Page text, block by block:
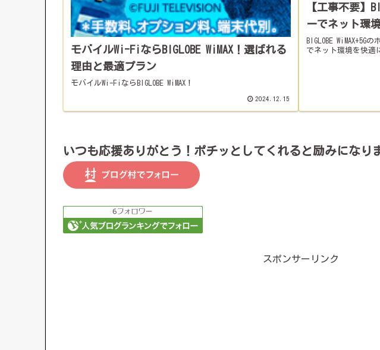
モバイルWi-FiならBIGLOBE WiMAX！選ばれる
理由と最適プラン
モバイルWi-FiならBIGLOBE WiMAX！
2024.12.15
【工事不要】
ーでネット環
BIGLOBE WiMAX+5G
でネット環境を快適
いつも応援ありがとう！ポチッとしてくれると励みになり
スポンサーリンク